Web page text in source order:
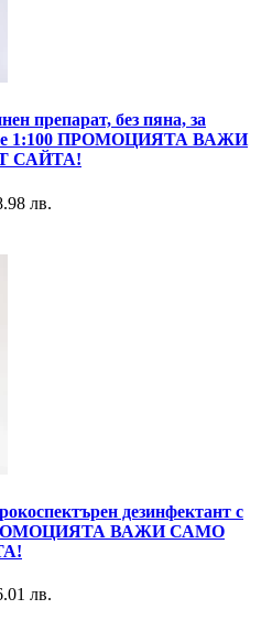
препарат, без пяна, за
1:100 ПРОМОЦИЯТА ВАЖИ
САЙТА!
лв.
дезинфектант с
ПРОМОЦИЯТА ВАЖИ САМО
лв.